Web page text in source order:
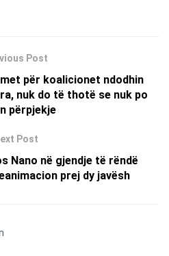
Post
për koalicionet ndodhin
nuk do të thotë se nuk po
përpjekje
Post
Nano në gjendje të rëndë
prej dy javësh